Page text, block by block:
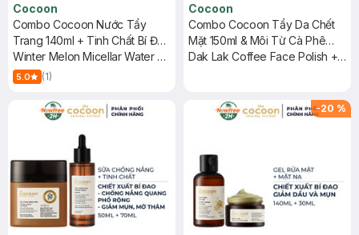
Cocoon
Combo Cocoon Nước Tẩy
Trang 140ml + Tinh Chất Bí Đao
Giảm Dầu Mụn, Mờ Thâm 70ml
Winter Melon Micellar Water +
Winter Melon Serum
5.0 (1)
Cocoon
Combo Cocoon Tẩy Da Chết
Mặt 150ml & Môi Từ Cà Phê
Đắk Lắk (Không Hộp) 5g
Dak Lak Coffee Face Polish +
-20 %